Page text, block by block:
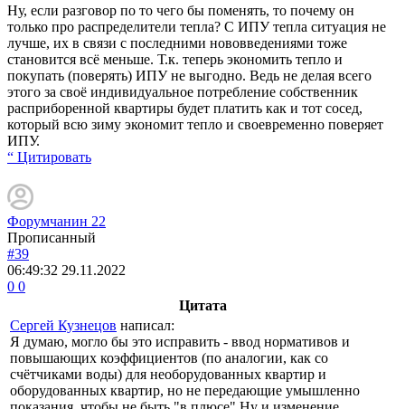
Ну, если разговор по то чего бы поменять, то почему он
только про распределители тепла? С ИПУ тепла ситуация не
лучше, их в связи с последними нововведениями тоже
становится всё меньше. Т.к. теперь экономить тепло и
покупать (поверять) ИПУ не выгодно. Ведь не делая всего
этого за своё индивидуальное потребление собственник
расприборенной квартиры будет платить как и тот сосед,
который всю зиму экономит тепло и своевременно поверяет
ИПУ.
“ Цитировать
Форумчанин 22
Прописанный
#39
06:49:32 29.11.2022
0 0
Цитата
Сергей Кузнецов написал:
Я думаю, могло бы это исправить - ввод нормативов и
повышающих коэффициентов (по аналогии, как со
счётчиками воды) для необорудованных квартир и
оборудованных квартир, но не передающие умышленно